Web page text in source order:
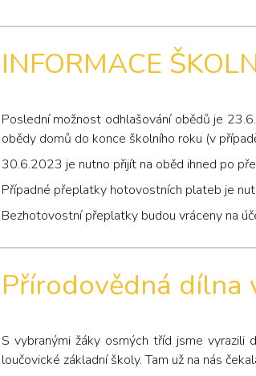
INFORMACE
Poslední možnost odhlašování obědů je
obědy domů do konce školního roku (v
30.6.2023 je nutno přijít na oběd ihned po
Případné přeplatky hotovostních plateb je
Bezhotovostní přeplatky budou vráceny na
Přírodovědná dílna
S vybranými žáky osmých tříd jsme vyrazili
loučovické základní školy. Tam už na nás